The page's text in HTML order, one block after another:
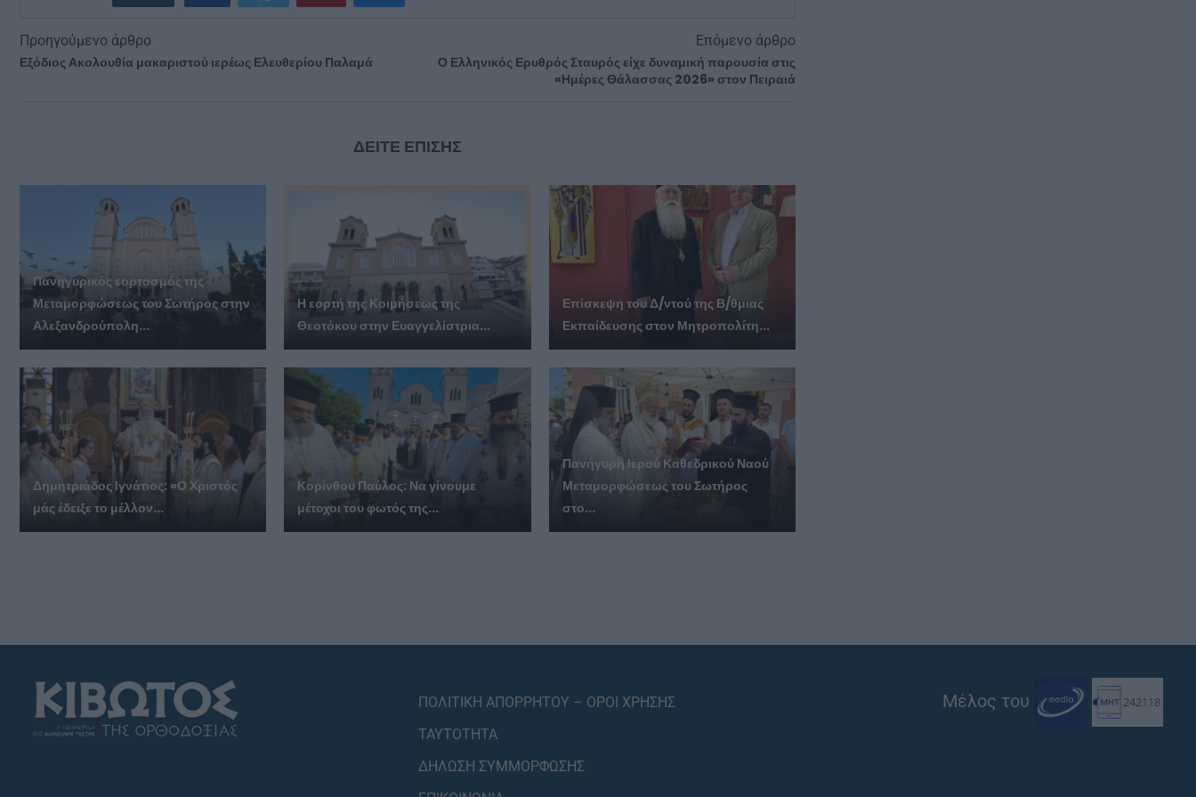
Προηγούμενο άρθρο
Εξόδιος Ακολουθία μακαριστού ιερέως Ελευθερίου Παλαμά
Επόμενο άρθρο
Ο Ελληνικός Ερυθρός Σταυρός είχε δυναμική παρουσία στις
«Ημέρες Θάλασσας 2026» στον Πειραιά
ΔΕΙΤΕ ΕΠΙΣΗΣ
Πανηγυρικός εορτασμός της
Μεταμορφώσεως του Σωτήρος στην
Αλεξανδρούπολη...
Η εορτή της Κοιμήσεως της
Θεοτόκου στην Ευαγγελίστρια...
Επίσκεψη του Δ/ντού της Β/θμιας
Εκπαίδευσης στον Μητροπολίτη...
Δημητριάδος Ιγνάτιος: «Ο Χριστός
μάς έδειξε το μέλλον...
Κορίνθου Παύλος: Να γίνουμε
μέτοχοι του φωτός της...
Πανήγυρη Ιερού Καθεδρικού Ναού
Μεταμορφώσεως του Σωτήρος
στο...
ΠΟΛΙΤΙΚΗ ΑΠΟΡΡΗΤΟΥ – ΟΡΟΙ ΧΡΗΣΗΣ
ΤΑΥΤΟΤΗΤΑ
ΔΗΛΩΣΗ ΣΥΜΜΟΡΦΩΣΗΣ
Μέλος του